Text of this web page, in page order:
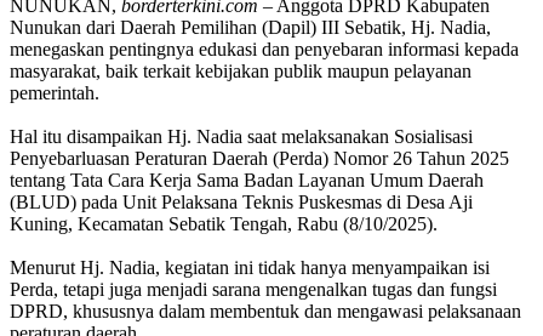
NUNUKAN, borderterkini.com – Anggota DPRD Kabupaten
Nunukan dari Daerah Pemilihan (Dapil) III Sebatik, Hj. Nadia,
menegaskan pentingnya edukasi dan penyebaran informasi kepada
masyarakat, baik terkait kebijakan publik maupun pelayanan
pemerintah.
Hal itu disampaikan Hj. Nadia saat melaksanakan Sosialisasi
Penyebarluasan Peraturan Daerah (Perda) Nomor 26 Tahun 2025
tentang Tata Cara Kerja Sama Badan Layanan Umum Daerah
(BLUD) pada Unit Pelaksana Teknis Puskesmas di Desa Aji
Kuning, Kecamatan Sebatik Tengah, Rabu (8/10/2025).
Menurut Hj. Nadia, kegiatan ini tidak hanya menyampaikan isi
Perda, tetapi juga menjadi sarana mengenalkan tugas dan fungsi
DPRD, khususnya dalam membentuk dan mengawasi pelaksanaan